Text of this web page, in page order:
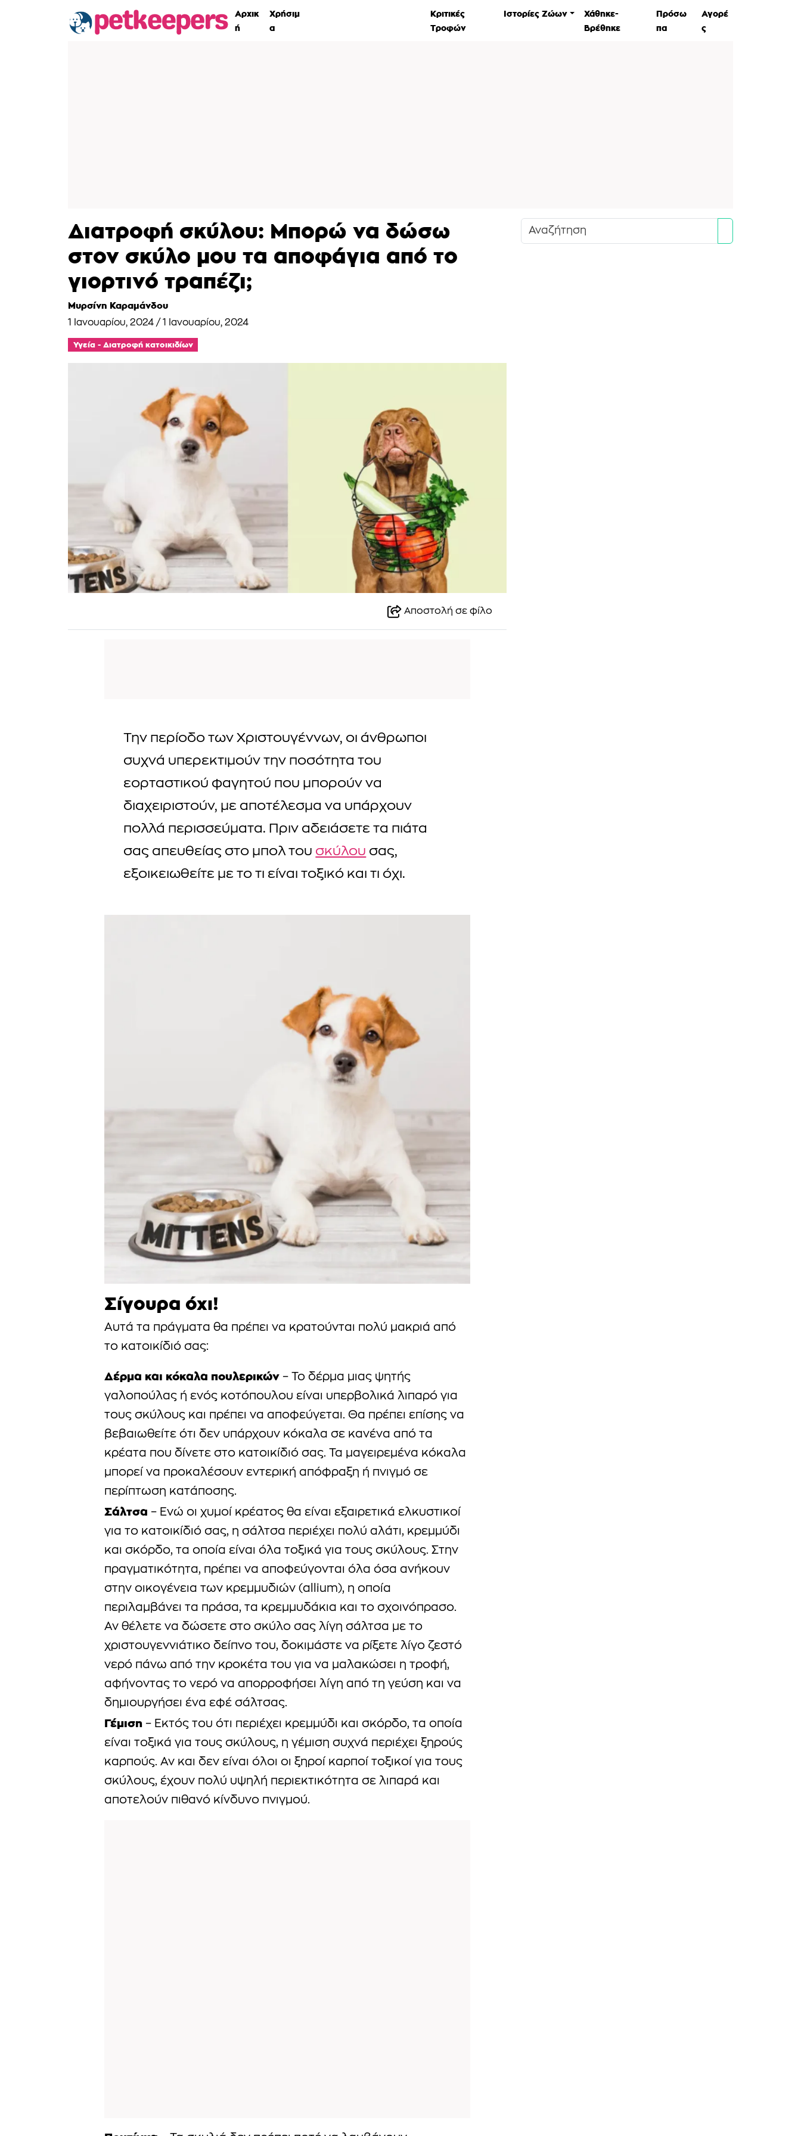
Αρχικ
ή
Χρήσιμ
α
Κριτικές
Τροφών
Ιστορίες Ζώων
Χάθηκε-
Βρέθηκε
Πρόσω
πα
Αγορέ
ς
Διατροφή σκύλου: Μπορώ να δώσω
στον σκύλο μου τα αποφάγια από το
γιορτινό τραπέζι;
Μυρσίνη Καραμάνδου
1 Ιανουαρίου, 2024 / 1 Ιανουαρίου, 2024
Υγεία - Διατροφή κατοικιδίων
Αποστολή σε φίλο
Την περίοδο των Χριστουγέννων, οι άνθρωποι
συχνά υπερεκτιμούν την ποσότητα του
εορταστικού φαγητού που μπορούν να
διαχειριστούν, με αποτέλεσμα να υπάρχουν
πολλά περισσεύματα. Πριν αδειάσετε τα πιάτα
σας απευθείας στο μπολ του σκύλου σας,
εξοικειωθείτε με το τι είναι τοξικό και τι όχι.
Σίγουρα όχι!
Αυτά τα πράγματα θα πρέπει να κρατούνται πολύ μακριά από
το κατοικίδιό σας:
Δέρμα και κόκαλα πουλερικών – Το δέρμα μιας ψητής
γαλοπούλας ή ενός κοτόπουλου είναι υπερβολικά λιπαρό για
τους σκύλους και πρέπει να αποφεύγεται. Θα πρέπει επίσης να
βεβαιωθείτε ότι δεν υπάρχουν κόκαλα σε κανένα από τα
κρέατα που δίνετε στο κατοικίδιό σας. Τα μαγειρεμένα κόκαλα
μπορεί να προκαλέσουν εντερική απόφραξη ή πνιγμό σε
περίπτωση κατάποσης.
Σάλτσα – Ενώ οι χυμοί κρέατος θα είναι εξαιρετικά ελκυστικοί
για το κατοικίδιό σας, η σάλτσα περιέχει πολύ αλάτι, κρεμμύδι
και σκόρδο, τα οποία είναι όλα τοξικά για τους σκύλους. Στην
πραγματικότητα, πρέπει να αποφεύγονται όλα όσα ανήκουν
στην οικογένεια των κρεμμυδιών (allium), η οποία
περιλαμβάνει τα πράσα, τα κρεμμυδάκια και το σχοινόπρασο.
Αν θέλετε να δώσετε στο σκύλο σας λίγη σάλτσα με το
χριστουγεννιάτικο δείπνο του, δοκιμάστε να ρίξετε λίγο ζεστό
νερό πάνω από την κροκέτα του για να μαλακώσει η τροφή,
αφήνοντας το νερό να απορροφήσει λίγη από τη γεύση και να
δημιουργήσει ένα εφέ σάλτσας.
Γέμιση – Εκτός του ότι περιέχει κρεμμύδι και σκόρδο, τα οποία
είναι τοξικά για τους σκύλους, η γέμιση συχνά περιέχει ξηρούς
καρπούς. Αν και δεν είναι όλοι οι ξηροί καρποί τοξικοί για τους
σκύλους, έχουν πολύ υψηλή περιεκτικότητα σε λιπαρά και
αποτελούν πιθανό κίνδυνο πνιγμού.
Search